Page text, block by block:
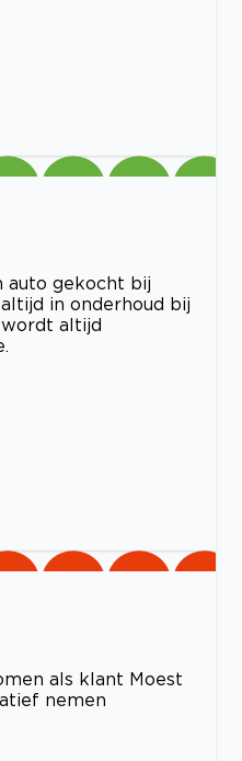
auto gekocht bij
in onderhoud bij
wordt altijd
als klant Moest
nemen